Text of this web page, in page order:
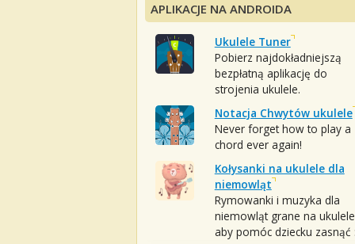
APLIKACJE NA ANDROIDA
Ukulele Tuner
Pobierz najdokładniejszą
bezpłatną aplikację do
strojenia ukulele.
Notacja Chwytów ukulele
Never forget how to play a
chord ever again!
Kołysanki na ukulele dla
niemowląt
Rymowanki i muzyka dla
niemowląt grane na
aby pomóc dziecku zasnąć